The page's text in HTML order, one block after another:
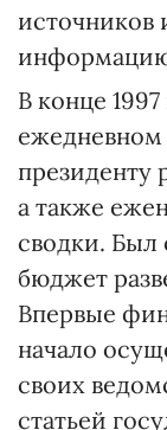
источников
В конце
ежедневном
президенту
а также
сводки.
бюджет
Впервые
начало
своих
статьей